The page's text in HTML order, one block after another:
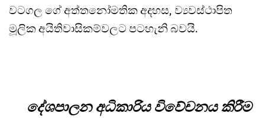
වටගල ගේ අත්තනෝමතික අදහස, ව්‍යවස්ථාපිත
මූලික අයිතිවාසිකම්වලට පටහැනි බවයි.
දේශපාලන අධිකාරිය විවේචනය කිරීම